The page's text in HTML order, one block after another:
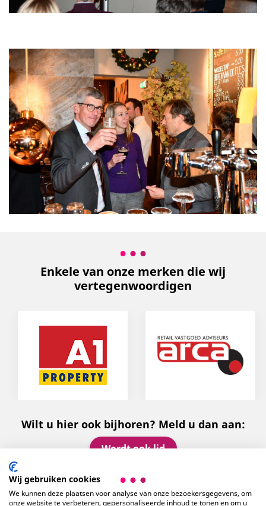
Enkele van onze merken die wij
vertegenwoordigen
Wilt u hier ook bijhoren? Meld u dan aan:
Wordt ook lid
CONTACTGEGEVENS
Wij gebruiken cookies
We kunnen deze plaatsen voor analyse van onze bezoekersgegevens, om
onze website te verbeteren, gepersonaliseerde inhoud te tonen en om u